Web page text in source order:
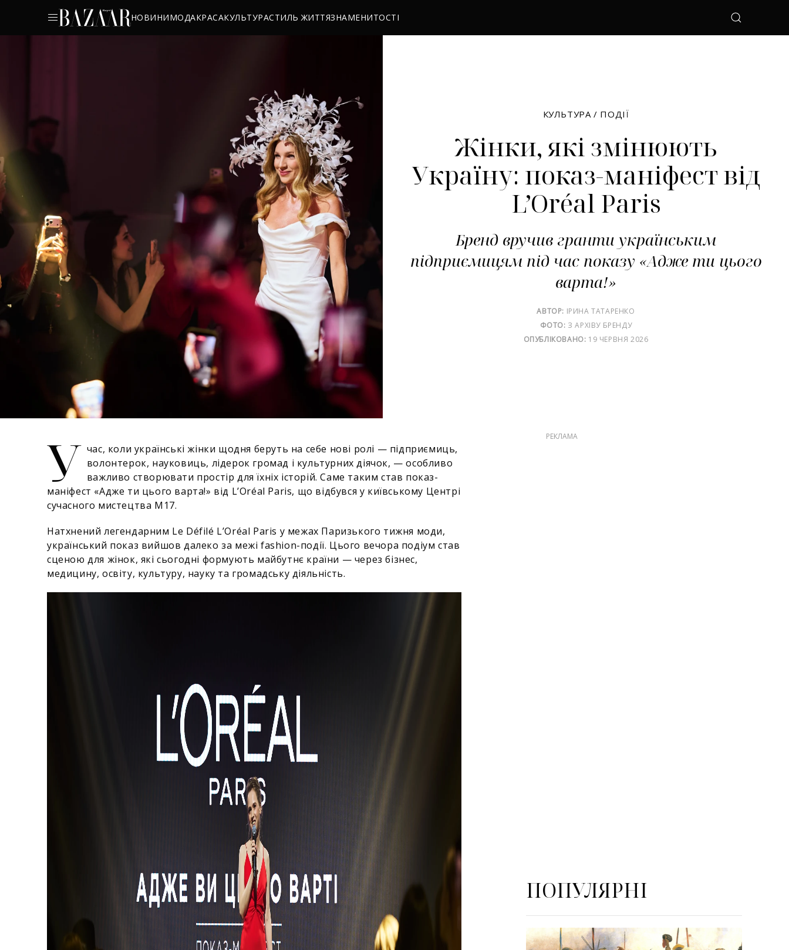
НОВИНИМОДАКРАСАКУЛЬТУРАСТИЛЬ ЖИТТЯЗНАМЕНИТОСТІ
КУЛЬТУРА/ ПОДІЇ
Жінки, які змінюють
Україну: показ-маніфест від
L’Oréal Paris
Бренд вручив гранти українським
підприємицям під час показу «Адже ти цього
варта!»
АВТОР: ІРИНА ТАТАРЕНКО
ФОТО: З АРХІВУ БРЕНДУ
ОПУБЛІКОВАНО: 19 ЧЕРВНЯ 2026
У час, коли українські жінки щодня беруть на себе нові ролі — підприємиць,
волонтерок, науковиць, лідерок громад і культурних діячок, — особливо
важливо створювати простір для їхніх історій. Саме таким став показ-
маніфест «Адже ти цього варта!» від L’Oréal Paris, що відбувся у київському Центрі
сучасного мистецтва М17.
Натхнений легендарним Le Défilé L’Oréal Paris у межах Паризького тижня моди,
український показ вийшов далеко за межі fashion-події. Цього вечора подіум став
сценою для жінок, які сьогодні формують майбутнє країни — через бізнес,
медицину, освіту, культуру, науку та громадську діяльність.
ПОПУЛЯРНІ